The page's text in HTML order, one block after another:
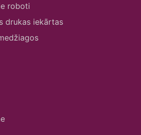
roboti
drukas iekārtas